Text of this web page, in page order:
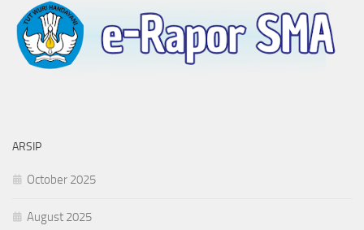
ARSIP
October 2025
August 2025